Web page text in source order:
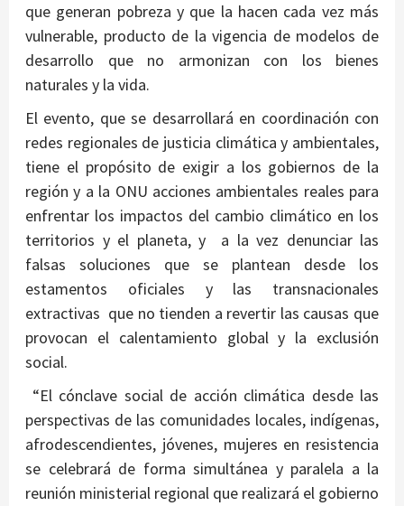
que generan pobreza y que la hacen cada vez más
vulnerable, producto de la vigencia de modelos de
desarrollo que no armonizan con los bienes
naturales y la vida.
El evento, que se desarrollará en coordinación con
redes regionales de justicia climática y ambientales,
tiene el propósito de exigir a los gobiernos de la
región y a la ONU acciones ambientales reales para
enfrentar los impactos del cambio climático en los
territorios y el planeta, y a la vez denunciar las
falsas soluciones que se plantean desde los
estamentos oficiales y las transnacionales
extractivas que no tienden a revertir las causas que
provocan el calentamiento global y la exclusión
social.
“El cónclave social de acción climática desde las
perspectivas de las comunidades locales, indígenas,
afrodescendientes, jóvenes, mujeres en resistencia
se celebrará de forma simultánea y paralela a la
reunión ministerial regional que realizará el gobierno